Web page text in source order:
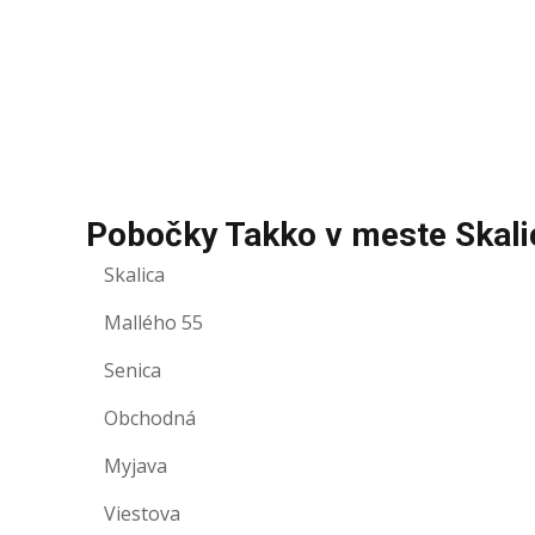
Pobočky Takko v meste
Skalica
Mallého 55
Senica
Obchodná
Myjava
Viestova